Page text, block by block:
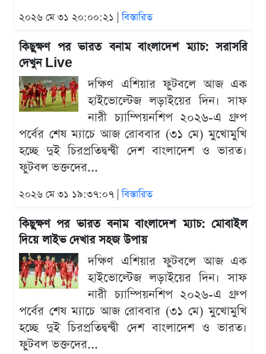
২০২৬ মে ৩১ ২০:০০:২১ |বিস্তারিত
কিছুক্ষণ পর ভারত বনাম বাংলাদেশ ম্যাচ: সরাসরি
দেখুন Live
দক্ষিণ এশিয়ার ফুটবলে আজ এক
হাইভোল্টেজ লড়াইয়ের দিন। সাফ
নারী চ্যাম্পিয়নশিপ ২০২৬-এ গ্রুপ
পর্বের শেষ ম্যাচে আজ রোববার (৩১ মে) মুখোমুখি
হচ্ছে দুই চিরপ্রতিদ্বন্দ্বী দেশ বাংলাদেশ ও ভারত।
ফুটবল ভক্তদের...
২০২৬ মে ৩১ ১৯:৩৭:০৭ |বিস্তারিত
কিছুক্ষণ পর ভারত বনাম বাংলাদেশ ম্যাচ: মোবাইল
দিয়ে লাইভ দেখার সহজ উপায়
দক্ষিণ এশিয়ার ফুটবলে আজ এক
হাইভোল্টেজ লড়াইয়ের দিন। সাফ
নারী চ্যাম্পিয়নশিপ ২০২৬-এ গ্রুপ
পর্বের শেষ ম্যাচে আজ রোববার (৩১ মে) মুখোমুখি
হচ্ছে দুই চিরপ্রতিদ্বন্দ্বী দেশ বাংলাদেশ ও ভারত।
ফুটবল ভক্তদের...